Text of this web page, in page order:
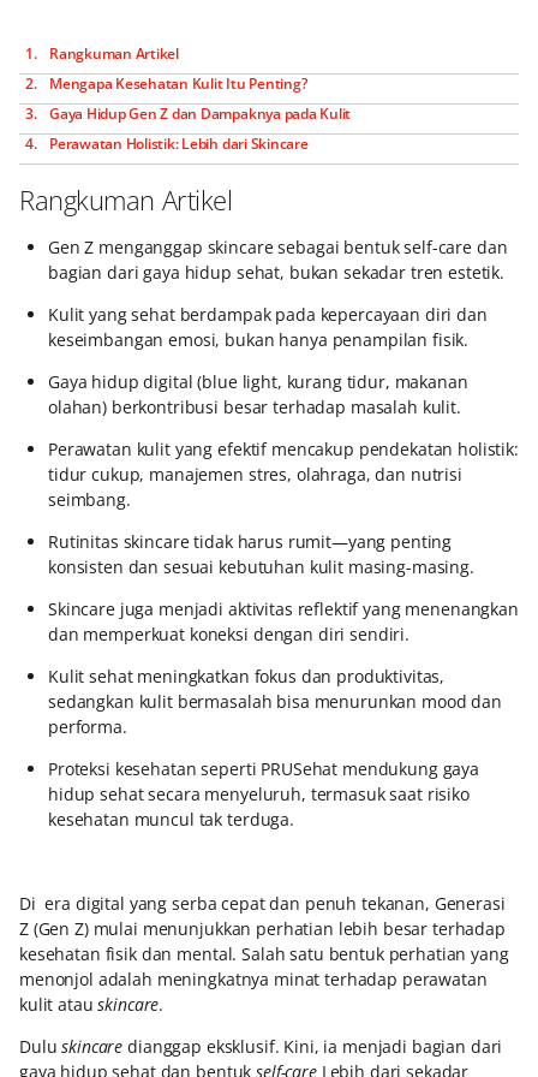
Rangkuman Artikel
Mengapa Kesehatan Kulit Itu Penting?
Gaya Hidup Gen Z dan Dampaknya pada Kulit
Perawatan Holistik: Lebih dari Skincare
Rangkuman Artikel
Gen Z menganggap skincare sebagai bentuk self-care dan
bagian dari gaya hidup sehat, bukan sekadar tren estetik.
Kulit yang sehat berdampak pada kepercayaan diri dan
keseimbangan emosi, bukan hanya penampilan fisik.
Gaya hidup digital (blue light, kurang tidur, makanan
olahan) berkontribusi besar terhadap masalah kulit.
Perawatan kulit yang efektif mencakup pendekatan holistik:
tidur cukup, manajemen stres, olahraga, dan nutrisi
seimbang.
Rutinitas skincare tidak harus rumit—yang penting
konsisten dan sesuai kebutuhan kulit masing-masing.
Skincare juga menjadi aktivitas reflektif yang menenangkan
dan memperkuat koneksi dengan diri sendiri.
Kulit sehat meningkatkan fokus dan produktivitas,
sedangkan kulit bermasalah bisa menurunkan mood dan
performa.
Proteksi kesehatan seperti PRUSehat mendukung gaya
hidup sehat secara menyeluruh, termasuk saat risiko
kesehatan muncul tak terduga.
Di era digital yang serba cepat dan penuh tekanan, Generasi
Z (Gen Z) mulai menunjukkan perhatian lebih besar terhadap
kesehatan fisik dan mental. Salah satu bentuk perhatian yang
menonjol adalah meningkatnya minat terhadap perawatan
kulit atauskincare.
Duluskincare dianggap eksklusif. Kini, ia menjadi bagian dari
gaya hidup sehat dan bentukself-careLebih dari sekadar